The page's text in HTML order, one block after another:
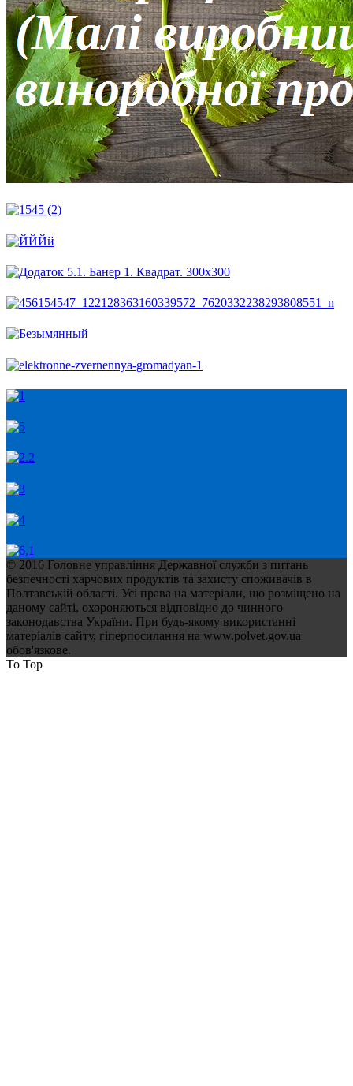
© 2016 Головне управління Державної служби з питань
безпечності харчових продуктів та захисту споживачів в
Полтавській області. Усі права на матеріали, що розміщено на
даному сайті, охороняються відповідно до чинного
законодавства України. При будь-якому використанні
матеріалів сайту, гіперпосилання на www.polvet.gov.ua
обов'язкове.
To Top